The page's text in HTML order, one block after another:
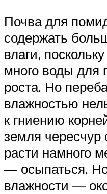
Почва для
содержать
влаги,
много воды для
роста. Но
влажностью
к гниению
земля чересчур
расти намного
— осыпаться.
влажности —